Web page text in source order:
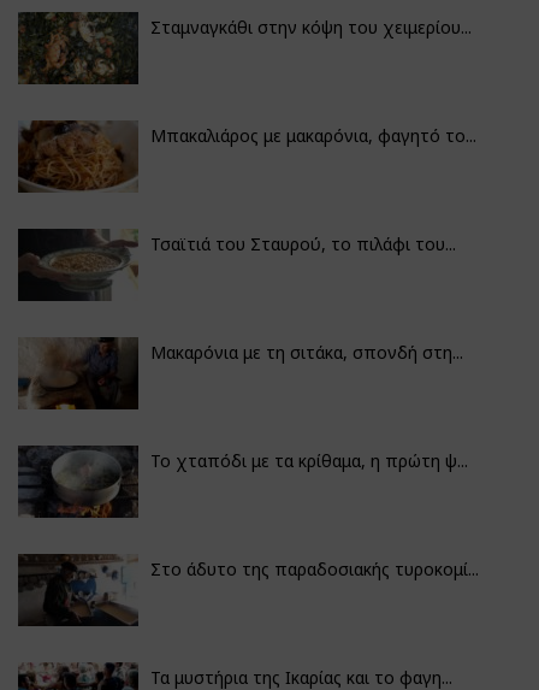
Σταμναγκάθι στην κόψη του χειμερίου...
Μπακαλιάρος με μακαρόνια, φαγητό το...
Τσαϊτιά του Σταυρού, το πιλάφι του...
Μακαρόνια με τη σιτάκα, σπονδή στη...
Το χταπόδι με τα κρίθαμα, η πρώτη ψ...
Στο άδυτο της παραδοσιακής τυροκομί...
Τα μυστήρια της Ικαρίας και το φαγη...